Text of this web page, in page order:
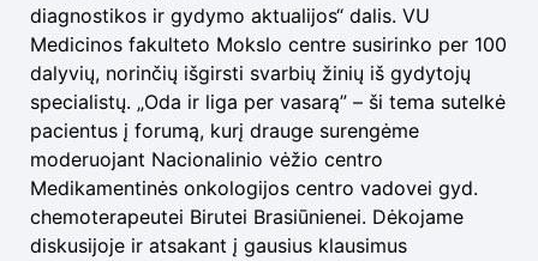
diagnostikos ir gydymo aktualijos“ dalis. VU
Medicinos fakulteto Mokslo centre susirinko per 100
dalyvių, norinčių išgirsti svarbių žinių iš gydytojų
specialistų. „Oda ir liga per vasarą” – ši tema sutelkė
pacientus į forumą, kurį drauge surengėme
moderuojant Nacionalinio vėžio centro
Medikamentinės onkologijos centro vadovei gyd.
chemoterapeutei Birutei Brasiūnienei. Dėkojame
diskusijoje ir atsakant į gausius klausimus